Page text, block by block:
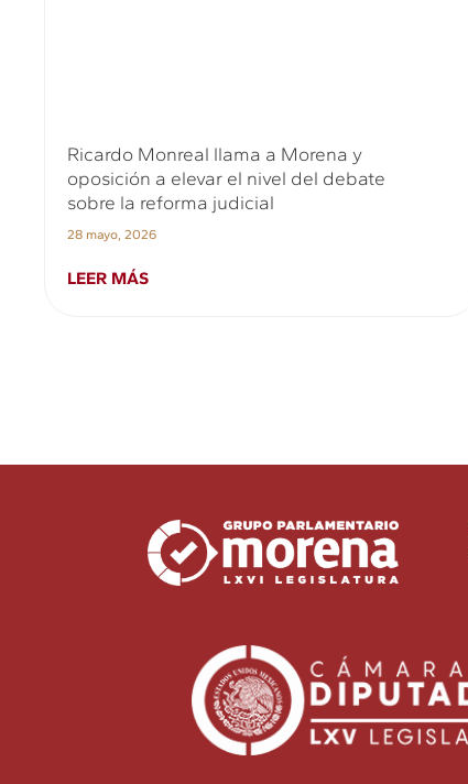
Ricardo Monreal llama a Morena y
oposición a elevar el nivel del debate
sobre la reforma judicial
28 mayo, 2026
LEER MÁS